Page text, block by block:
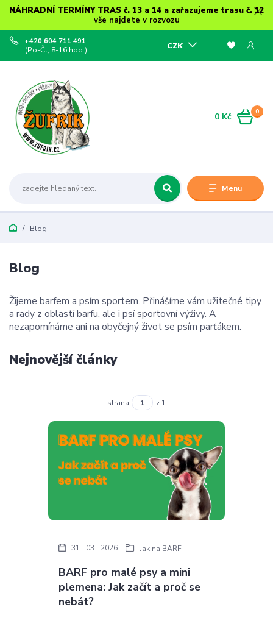
NÁHRADNÍ TERMÍNY TRAS č. 13 a 14 a zařazujeme trasu č. 12
vše najdete v rozvozu
Menu
CZK
+420 604 711 491
(Po-Čt, 8-16 hod.)
0
0 Kč
Blog
Blog
Žijeme barfem a psím sportem. Přinášíme vám užitečné tipy
a rady z oblastí barfu, ale i psí sportovní výživy. A
nezapomínáme ani na obyčejný život se psím parťákem.
Nejnovější články
strana z 1
BARF pro malé psy a mini
plemena: Jak začít a proč se
nebát?
31 03 2026 Jak na BARF